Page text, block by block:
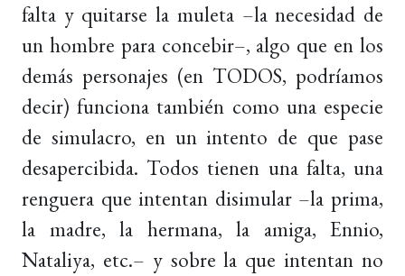
falta y quitarse la muleta –la necesidad de
un hombre para concebir–, algo que en los
demás personajes (en TODOS, podríamos
decir) funciona también como una especie
de simulacro, en un intento de que pase
desapercibida. Todos tienen una falta, una
renguera que intentan disimular –la prima,
la madre, la hermana, la amiga, Ennio,
Nataliya, etc.– y sobre la que intentan no